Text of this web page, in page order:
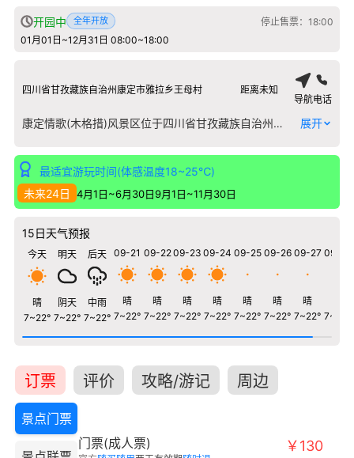
开园中 全年开放
停止售票：18:00
01月01日~12月31日 08:00~18:00
四川省甘孜藏族自治州康定市雅拉乡王母村
距离未知
导航电话
康定情歌(木格措)风景区位于四川省甘孜藏族自治州，是国家4A级旅游景区，是一处独具特色的旅游胜地。 景区内山水相映，景色宜人，古建筑群保存完整，文物古迹众多，是了解中国历史文化的重要窗口。 景区设施完善，服务优质，设有游客中心、停车场、餐饮住宿等配套设施，为游客提供便捷舒适的旅游体验。 建议聘请讲解员或使用语音导览，深入了解景区的历史故事和文化内涵。 展开
最适宜游玩时间(体感温度18~25℃)
未来24日
4月1日~6月30日9月1日~11月30日
15日天气预报
今天
晴
7~22°
明天
阴天
7~22°
后天
中雨
7~22°
09-21
晴
7~22°
09-22
晴
7~22°
09-23
晴
7~22°
09-24
晴
7~22°
09-25
晴
7~22°
09-26
晴
7~22°
09-27
晴
7~22°
09-28
7~22°
订票 评价 攻略/游记 周边
景点门票
门票(成人票) ￥130